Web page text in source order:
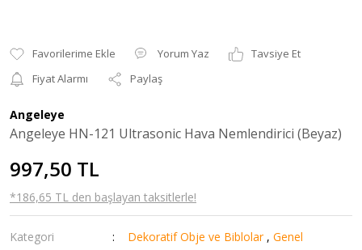
Yorum Yaz
Tavsiye Et
Fiyat Alarmı
Paylaş
Angeleye
Angeleye HN-121 Ultrasonic Hava Nemlendirici (Beyaz)
997,50 TL
*186,65 TL den başlayan taksitlerle!
Kategori Dekoratif Obje ve Biblolar ,Genel